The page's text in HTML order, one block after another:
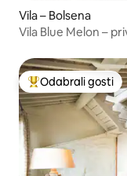
Vila – Bolsena
Vila Blue Melon –
Među najviše
Odabrali gosti